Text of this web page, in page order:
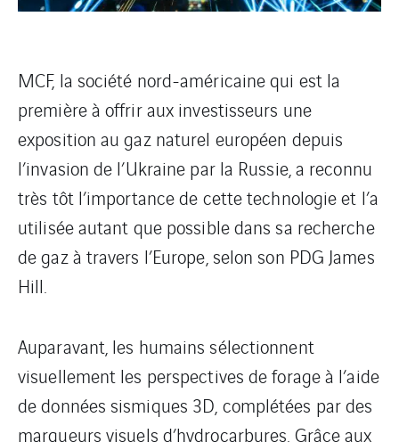
MCF, la société nord-américaine qui est la
première à offrir aux investisseurs une
exposition au gaz naturel européen depuis
l’invasion de l’Ukraine par la Russie, a reconnu
très tôt l’importance de cette technologie et l’a
utilisée autant que possible dans sa recherche
de gaz à travers l’Europe, selon son PDG James
Hill.
Auparavant, les humains sélectionnent
visuellement les perspectives de forage à l’aide
de données sismiques 3D, complétées par des
marqueurs visuels d’hydrocarbures. Grâce aux